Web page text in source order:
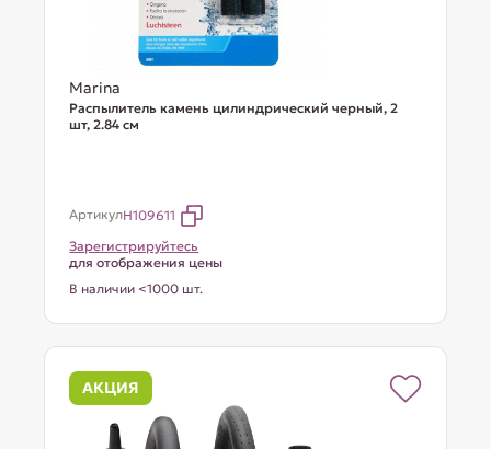
Marina
Распылитель камень цилиндрический черный, 2
шт, 2.84 см
АртикулH109611
Зарегистрируйтесь
для отображения цены
В наличии <1000 шт.
АКЦИЯ